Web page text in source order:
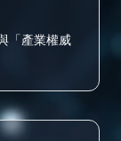
「產業權威